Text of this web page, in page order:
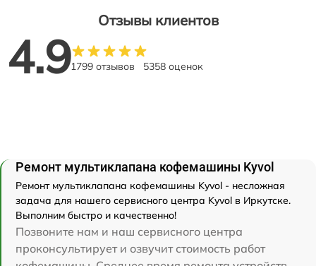
Отзывы клиентов
4.91799 отзывов 5358 оценок
Ремонт мультиклапана кофемашины Kyvol
Ремонт мультиклапана кофемашины Kyvol - несложная
задача для нашего сервисного центра Kyvol в Иркутске.
Выполним быстро и качественно!
Позвоните нам и наш сервисного центра
проконсультирует и озвучит стоимость работ